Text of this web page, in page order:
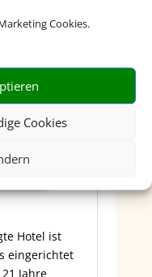
Cookies.
Cookies
Hotel ist
eingerichtet
Jahre